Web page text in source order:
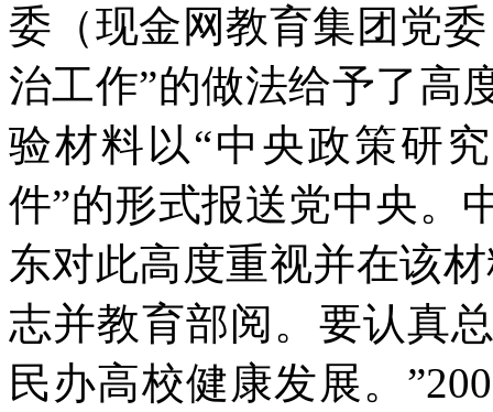
委（现金网教育集团党
治工作”的做法给予了高
验材料以“中央政策研
件”的形式报送党中央。
东对此高度重视并在该
志并教育部阅。要认真
民办高校健康发展。